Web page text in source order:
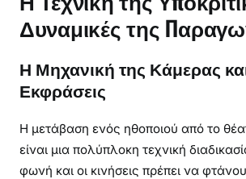
Δυναμικές της
Η Μηχανική της Κάμερας
Εκφράσεις
Η μετάβαση ενός ηθοποιού από το
είναι μια πολύπλοκη τεχνική
φωνή και οι κινήσεις πρέπει να